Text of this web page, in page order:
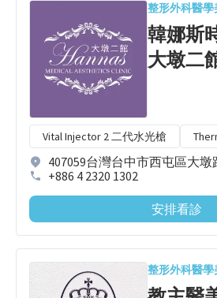
整形外科醫學
韓娜斯
大墩二
Vital Injector 2 二代水光槍
407059台灣台中市西屯區大墩
+886 4 2320 1302
安排看診
整形外科醫學